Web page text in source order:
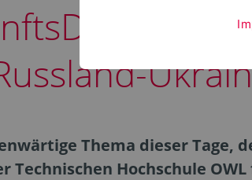
–
Thema dieser Tage,
Technischen Hochschule